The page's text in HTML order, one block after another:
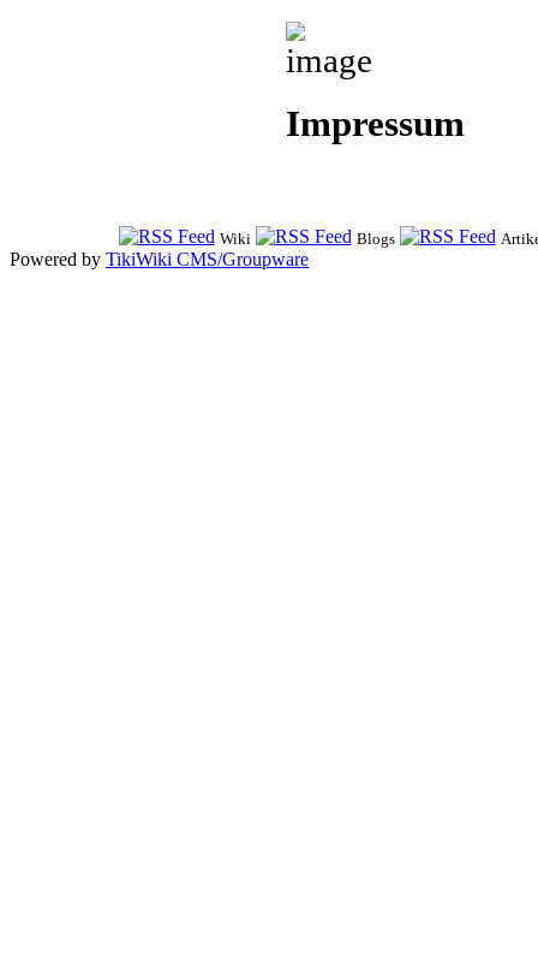
Impressum
Wiki Blogs
Powered by TikiWiki CMS/Groupware